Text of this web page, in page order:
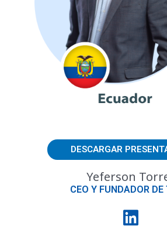
DESCARGAR
Yeferson
CEO Y FUNDADOR